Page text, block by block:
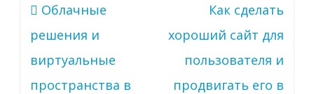
Навигация
по
записям
Облачные
решения и
виртуальные
пространства в
Как сделать
хороший сайт для
пользователя и
продвигать его в